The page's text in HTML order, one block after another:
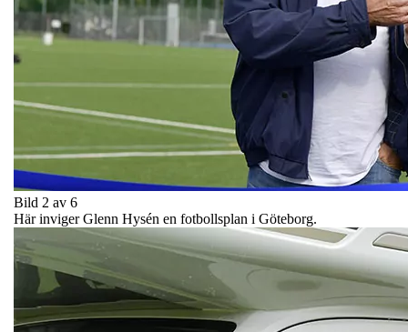
Bild 2 av 6
Här inviger Glenn Hysén en fotbollsplan i Göteborg.